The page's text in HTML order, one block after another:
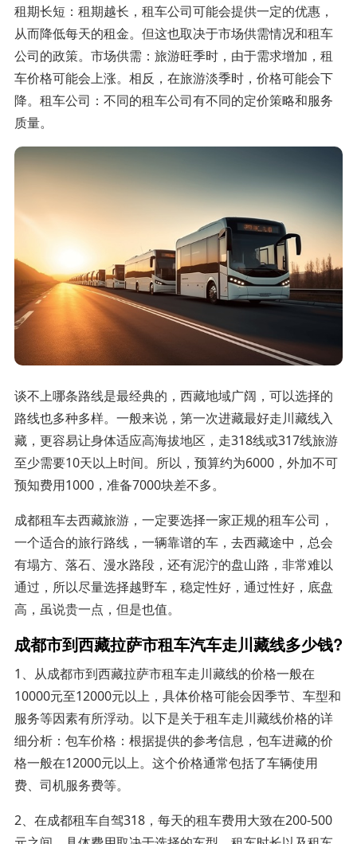
租期长短：租期越长，租车公司可能会提供一定的优惠，
从而降低每天的租金。但这也取决于市场供需情况和租车
公司的政策。市场供需：旅游旺季时，由于需求增加，租
车价格可能会上涨。相反，在旅游淡季时，价格可能会下
降。租车公司：不同的租车公司有不同的定价策略和服务
质量。
谈不上哪条路线是最经典的，西藏地域广阔，可以选择的
路线也多种多样。一般来说，第一次进藏最好走川藏线入
藏，更容易让身体适应高海拔地区，走318线或317线旅游
至少需要10天以上时间。所以，预算约为6000，外加不可
预知费用1000，准备7000块差不多。
成都租车去西藏旅游，一定要选择一家正规的租车公司，
一个适合的旅行路线，一辆靠谱的车，去西藏途中，总会
有塌方、落石、漫水路段，还有泥泞的盘山路，非常难以
通过，所以尽量选择越野车，稳定性好，通过性好，底盘
高，虽说贵一点，但是也值。
成都市到西藏拉萨市租车汽车走川藏线多少钱?
1、从成都市到西藏拉萨市租车走川藏线的价格一般在
10000元至12000元以上，具体价格可能会因季节、车型和
服务等因素有所浮动。以下是关于租车走川藏线价格的详
细分析：包车价格：根据提供的参考信息，包车进藏的价
格一般在12000元以上。这个价格通常包括了车辆使用
费、司机服务费等。
2、在成都租车自驾318，每天的租车费用大致在200-500